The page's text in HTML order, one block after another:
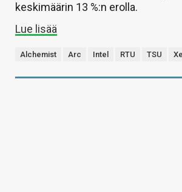
keskimäärin 13 %:n erolla.
Lue lisää
Alchemist Arc Intel RTU TSU